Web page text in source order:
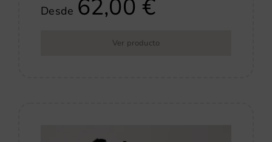
Desde 62,00€
Ver producto